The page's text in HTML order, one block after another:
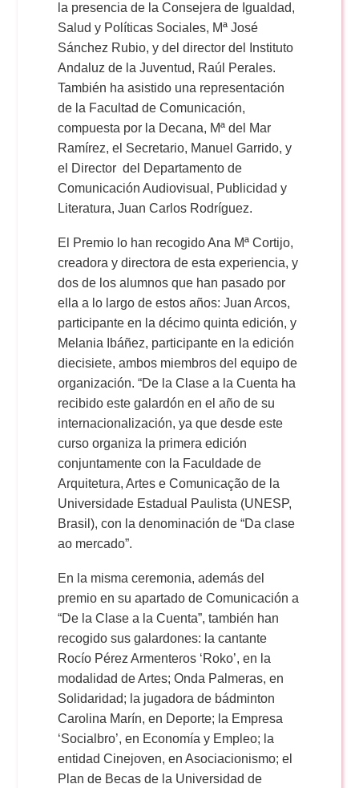
la presencia de la Consejera de Igualdad,
Salud y Políticas Sociales, Mª José
Sánchez Rubio, y del director del Instituto
Andaluz de la Juventud, Raúl Perales.
También ha asistido una representación
de la Facultad de Comunicación,
compuesta por la Decana, Mª del Mar
Ramírez, el Secretario, Manuel Garrido, y
el Director del Departamento de
Comunicación Audiovisual, Publicidad y
Literatura, Juan Carlos Rodríguez.
El Premio lo han recogido Ana Mª Cortijo,
creadora y directora de esta experiencia, y
dos de los alumnos que han pasado por
ella a lo largo de estos años: Juan Arcos,
participante en la décimo quinta edición, y
Melania Ibáñez, participante en la edición
diecisiete, ambos miembros del equipo de
organización. “De la Clase a la Cuenta ha
recibido este galardón en el año de su
internacionalización, ya que desde este
curso organiza la primera edición
conjuntamente con la Faculdade de
Arquitetura, Artes e Comunicação de la
Universidade Estadual Paulista (UNESP,
Brasil), con la denominación de “Da clase
ao mercado”.
En la misma ceremonia, además del
premio en su apartado de Comunicación a
“De la Clase a la Cuenta”, también han
recogido sus galardones: la cantante
Rocío Pérez Armenteros ‘Roko’, en la
modalidad de Artes; Onda Palmeras, en
Solidaridad; la jugadora de bádminton
Carolina Marín, en Deporte; la Empresa
‘Socialbro’, en Economía y Empleo; la
entidad Cinejoven, en Asociacionismo; el
Plan de Becas de la Universidad de